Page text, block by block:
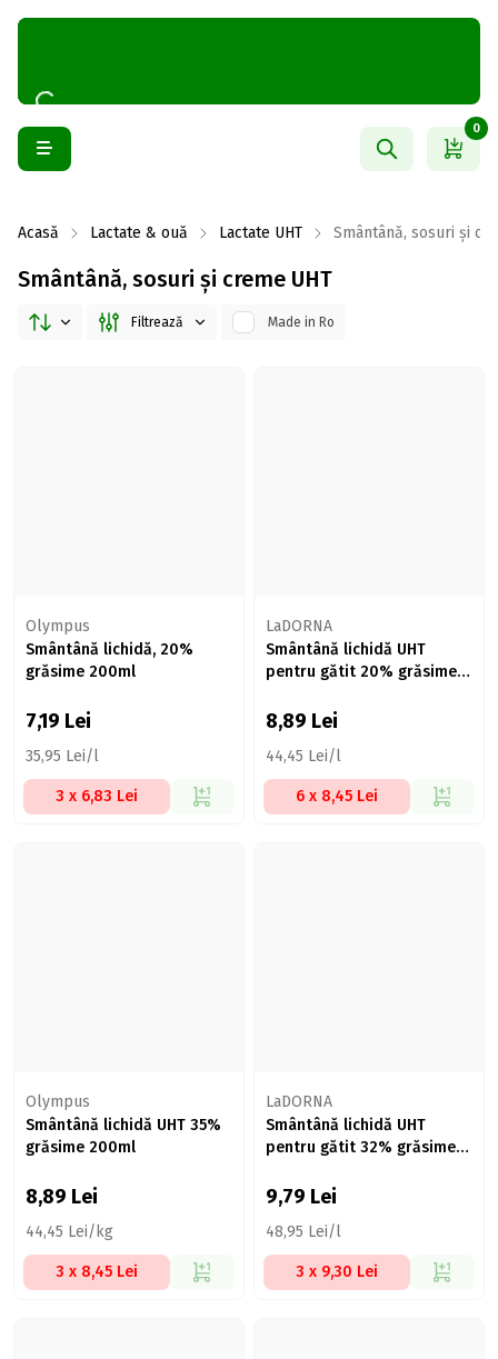
0
Acasă Lactate & ouă Lactate UHT Smântână, sosuri și
Smântână, sosuri și creme UHT
Filtrează Made in Ro
Olympus
Smântână lichidă, 20%
grăsime 200ml
7,19 Lei
35,95 Lei/l
3 x 6,83 Lei
LaDORNA
Smântână lichidă UHT
pentru gătit 20% grăsime
8,89 Lei
44,45 Lei/l
6 x 8,45 Lei
Olympus
Smântână lichidă UHT 35%
grăsime 200ml
8,89 Lei
44,45 Lei/kg
3 x 8,45 Lei
LaDORNA
Smântână lichidă UHT
pentru gătit 32% grăsime
9,79 Lei
48,95 Lei/l
3 x 9,30 Lei